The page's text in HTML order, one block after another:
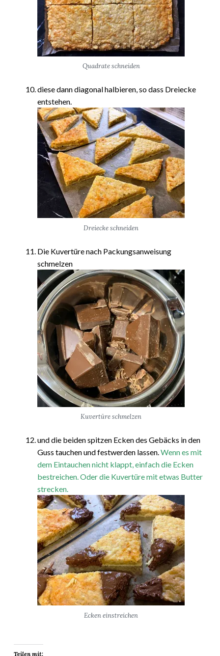
Quadrate schneiden
diese dann diagonal halbieren, so dass Dreiecke
entstehen.
Dreiecke schneiden
Die Kuvertüre nach Packungsanweisung
schmelzen
Kuvertüre schmelzen
und die beiden spitzen Ecken des Gebäcks in den
Guss tauchen und festwerden lassen.Wenn es mit
dem Eintauchen nicht klappt, einfach die Ecken
bestreichen. Oder die Kuvertüre mit etwas Butter
strecken.
Ecken einstreichen
Teilen mit: